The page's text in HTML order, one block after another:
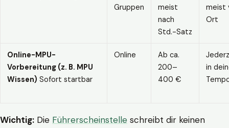
Gruppen
meist
nach
Std.-Satz
meist
Ort
Online-MPU-
Vorbereitung (z. B. MPU
Wissen) Sofort startbar
Online
Ab ca.
200–
400 €
in
Wichtig: Die Führerscheinstelle schreibt dir keinen